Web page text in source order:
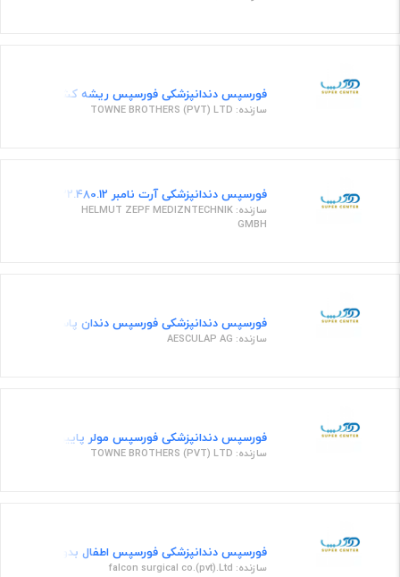
فورسپس دندانپزشکی فورسپس ریشه کش خلفی بالا
سازنده: TOWNE BROTHERS (PVT) LTD
فورسپس دندانپزشکی آرت نامبر 22.480.12
سازنده: HELMUT ZEPF MEDIZNTECHNIK
GMBH
فورسپس دندانپزشکی فورسپس دندان پاسو شماره 99 1/4
سازنده: AESCULAP AG
فورسپس دندانپزشکی فورسپس مولر پایین کاهورن
سازنده: TOWNE BROTHERS (PVT) LTD
فورسپس دندانپزشکی فورسپس اطفال بدون فنر fig 33s
سازنده: falcon surgical co.(pvt).Ltd